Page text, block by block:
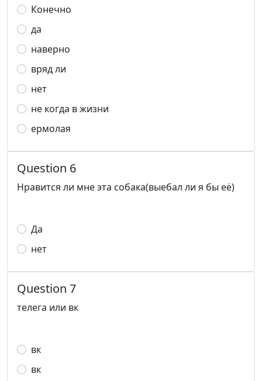
Конечно
да
наверно
вряд ли
нет
не когда в жизни
ермолая
Question 6
Нравится ли мне эта собака(выебал ли я бы её)
Да
нет
Question 7
телега или вк
вк
вк